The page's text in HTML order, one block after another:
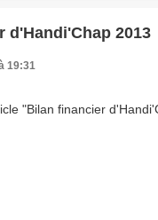
d'Handi'Chap 2013
19:31